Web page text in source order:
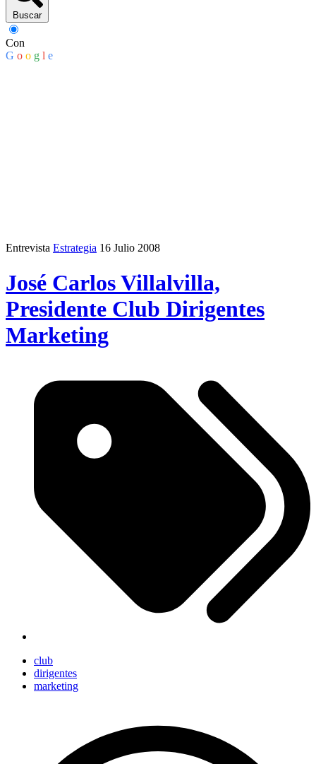
Buscar
Con
G o o g l e
Entrevista Estrategia 16 Julio 2008
José Carlos Villalvilla,
Presidente Club Dirigentes
Marketing
club
dirigentes
marketing